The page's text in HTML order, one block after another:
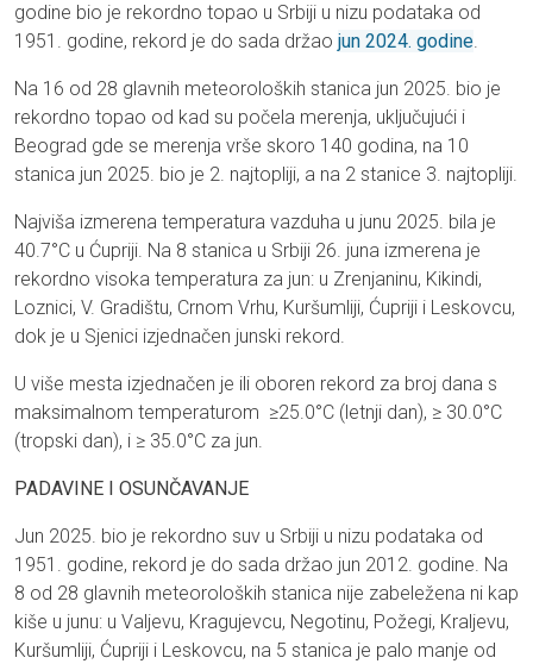
godine bio je rekordno topao u Srbiji u nizu podataka od
1951. godine, rekord je do sada držao jun 2024. godine.
Na 16 od 28 glavnih meteoroloških stanica jun 2025. bio je
rekordno topao od kad su počela merenja, uključujući i
Beograd gde se merenja vrše skoro 140 godina, na 10
stanica jun 2025. bio je 2. najtopliji, a na 2 stanice 3. najtopliji.
Najviša izmerena temperatura vazduha u junu 2025. bila je
40.7°C u Ćupriji. Na 8 stanica u Srbiji 26. juna izmerena je
rekordno visoka temperatura za jun: u Zrenjaninu, Kikindi,
Loznici, V. Gradištu, Crnom Vrhu, Kuršumliji, Ćupriji i Leskovcu,
dok je u Sjenici izjednačen junski rekord.
U više mesta izjednačen je ili oboren rekord za broj dana s
maksimalnom temperaturom ≥25.0°C (letnji dan), ≥ 30.0°C
(tropski dan), i ≥ 35.0°C za jun.
PADAVINE I OSUNČAVANJE
Jun 2025. bio je rekordno suv u Srbiji u nizu podataka od
1951. godine, rekord je do sada držao jun 2012. godine. Na
8 od 28 glavnih meteoroloških stanica nije zabeležena ni kap
kiše u junu: u Valjevu, Kragujevcu, Negotinu, Požegi, Kraljevu,
Kuršumliji, Ćupriji i Leskovcu, na 5 stanica je palo manje od